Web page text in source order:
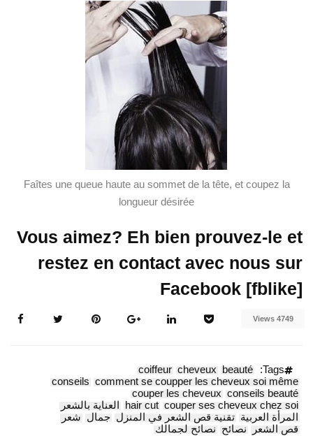
Faîtes une queue haute au sommet de la tête, et coupez la
longueur désirée
Vous aimez? Eh bien prouvez-le et
restez en contact avec nous sur
Facebook [fblike]
4749 Views
Tags:
beauté
cheveux
coiffeur
comment se coupper les cheveux soi même
conseils
conseils beauté
couper les cheveux
couper ses cheveux chez soi
hair cut العناية بالشعر
المرأة العربية تقنية قص الشعر في المنزل جمال شعر
قص الشعر
نصائح نصائح لجمالك